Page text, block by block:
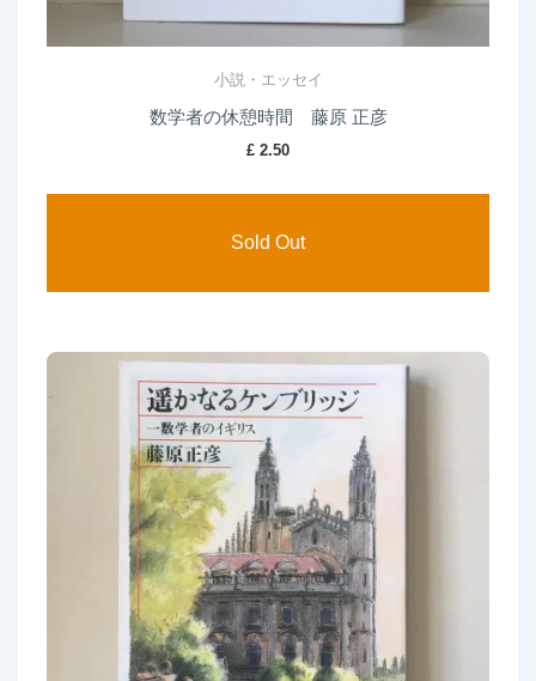
小説・エッセイ
数学者の休憩時間 藤原 正彦
£ 2.50